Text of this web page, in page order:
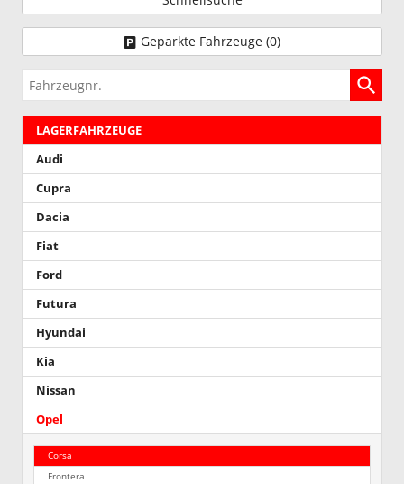
Geparkte Fahrzeuge (0)
Fahrzeugnr.
LAGERFAHRZEUGE
Audi
Cupra
Dacia
Fiat
Ford
Futura
Hyundai
Kia
Nissan
Opel
Corsa
Frontera